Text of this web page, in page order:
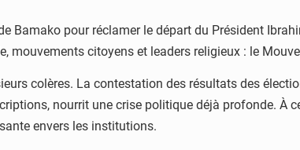
Bamako pour réclamer le départ du Président
citoyens et leaders religieux : le
colères. La contestation des résultats des
nourrit une crise politique déjà profonde. À
envers les institutions.